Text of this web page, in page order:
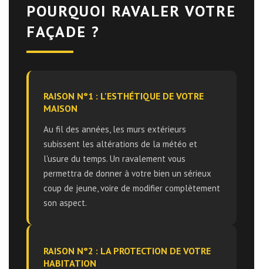
POURQUOI RAVALER VOTRE
FAÇADE ?
RAISON N°1 : L'ESTHÉTIQUE DE VOTRE
MAISON
Au fil des années, les murs extérieurs
subissent les altérations de la météo et
l'usure du temps. Un ravalement vous
permettra de donner à votre bien un sérieux
coup de jeune, voire de modifier complètement
son aspect.
RAISON N°2 : LA PROTECTION DE VOTRE
HABITATION